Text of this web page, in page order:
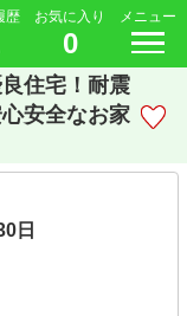
歴 お気に入り
0
メニュー
住宅！耐震
安全なお家
日